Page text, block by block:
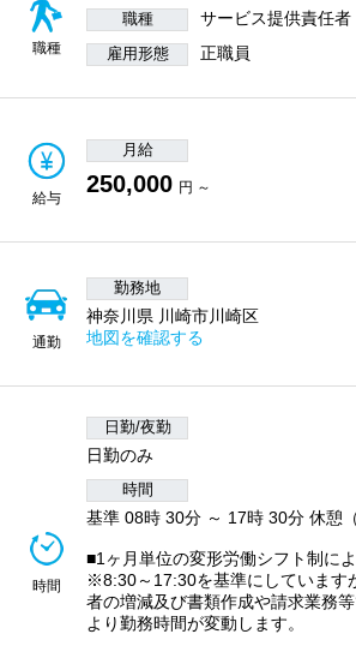
職種
職種 サービス提供責任者
雇用形態 正職員
給与
月給
250,000 円 ～
通勤
勤務地
神奈川県 川崎市川崎区
地図を確認する
時間
日勤/夜勤
日勤のみ
時間
基準 08時 30分 ～ 17時 30分 休憩（
■1ヶ月単位の変形労働シフト制に
※8:30～17:30を基準にしています
者の増減及び書類作成や請求業務
より勤務時間が変動します。